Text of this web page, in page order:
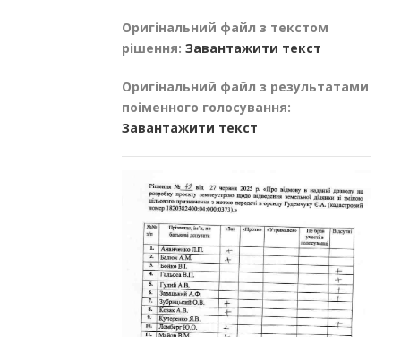
Оригінальний файл з текстом
рішення: Завантажити текст
Оригінальний файл з результатами
поіменного голосування:
Завантажити текст